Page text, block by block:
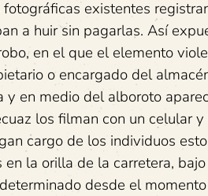
fotográficas existentes
a huir sin pagarlas. Así
en el que el elemento
o encargado del
en medio del alboroto
los filman con un celular
cargo de los individuos
en la orilla de la carretera,
desde el